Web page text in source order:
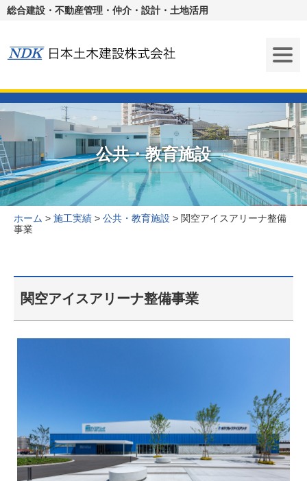
総合建設・不動産管理・仲介・設計・土地活用
公共・教育施設
ホーム > 施工実績 > 公共・教育施設 > 関空アイスアリーナ整備
事業
関空アイスアリーナ整備事業